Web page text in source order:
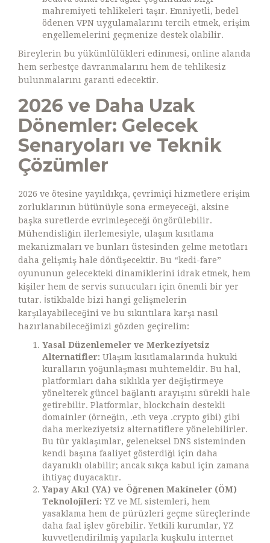
mahremiyeti tehlikeleri taşır. Emniyetli, bedel
ödenen VPN uygulamalarını tercih etmek, erişim
engellemelerini geçmenize destek olabilir.
Bireylerin bu yükümlülükleri edinmesi, online alanda
hem serbestçe davranmalarını hem de tehlikesiz
bulunmalarını garanti edecektir.
2026 ve Daha Uzak
Dönemler: Gelecek
Senaryoları ve Teknik
Çözümler
2026 ve ötesine yayıldıkça, çevrimiçi hizmetlere erişim
zorluklarının bütünüyle sona ermeyeceği, aksine
başka suretlerde evrimleşeceği öngörülebilir.
Mühendisliğin ilerlemesiyle, ulaşım kısıtlama
mekanizmaları ve bunları üstesinden gelme metotları
daha gelişmiş hale dönüşecektir. Bu “kedi-fare”
oyununun gelecekteki dinamiklerini idrak etmek, hem
kişiler hem de servis sunucuları için önemli bir yer
tutar. İstikbalde bizi hangi gelişmelerin
karşılayabileceğini ve bu sıkıntılara karşı nasıl
hazırlanabileceğimizi gözden geçirelim:
Yasal Düzenlemeler ve Merkeziyetsiz
Alternatifler: Ulaşım kısıtlamalarında hukuki
kuralların yoğunlaşması muhtemeldir. Bu hal,
platformları daha sıklıkla yer değiştirmeye
yönelterek güncel bağlantı arayışını sürekli hale
getirebilir. Platformlar, blockchain destekli
domainler (örneğin, .eth veya .crypto gibi) gibi
daha merkeziyetsiz alternatiflere yönelebilirler.
Bu tür yaklaşımlar, geleneksel DNS sisteminden
kendi başına faaliyet gösterdiği için daha
dayanıklı olabilir; ancak sıkça kabul için zamana
ihtiyaç duyacaktır.
Yapay Akıl (YA) ve Öğrenen Makineler (ÖM)
Teknolojileri: YZ ve ML sistemleri, hem
yasaklama hem de pürüzleri geçme süreçlerinde
daha faal işlev görebilir. Yetkili kurumlar, YZ
kuvvetlendirilmiş yapılarla kuşkulu internet